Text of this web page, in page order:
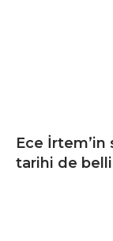
Ece İrtem’in
tarihi de